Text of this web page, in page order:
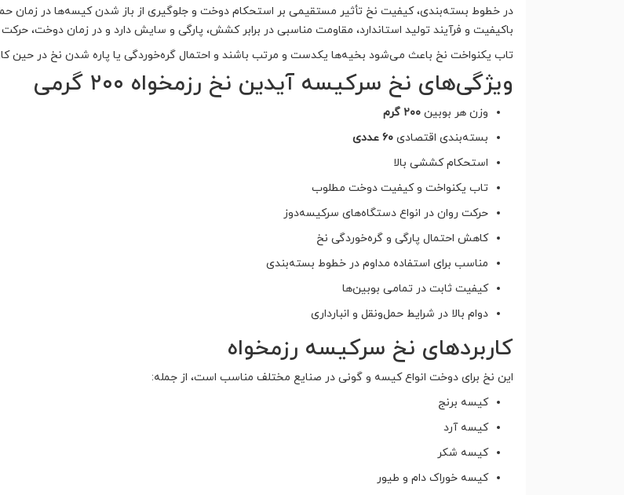
در خطوط بسته‌بندی، کیفیت نخ تأثیر مستقیمی بر استحکام دوخت و جلوگیری از باز شدن کیسه‌ها در زمان
باکیفیت و فرآیند تولید استاندارد، مقاومت مناسبی در برابر کشش، پارگی و سایش دارد و در زمان دوخت،
تاب یکنواخت نخ باعث می‌شود بخیه‌ها یکدست و مرتب باشند و احتمال گره‌خوردگی یا پاره شدن نخ در حین
ویژگی‌های نخ سرکیسه آیدین نخ رزمخواه ۲۰۰ گرمی
وزن هر بوبین ۲۰۰ گرم
بسته‌بندی اقتصادی ۶۰ عددی
استحکام کششی بالا
تاب یکنواخت و کیفیت دوخت مطلوب
حرکت روان در انواع دستگاه‌های سرکیسه‌دوز
کاهش احتمال پارگی و گره‌خوردگی نخ
مناسب برای استفاده مداوم در خطوط بسته‌بندی
کیفیت ثابت در تمامی بوبین‌ها
دوام بالا در شرایط حمل‌ونقل و انبارداری
کاربردهای نخ سرکیسه رزمخواه
این نخ برای دوخت انواع کیسه و گونی در صنایع مختلف مناسب است، از جمله:
کیسه برنج
کیسه آرد
کیسه شکر
کیسه خوراک دام و طیور